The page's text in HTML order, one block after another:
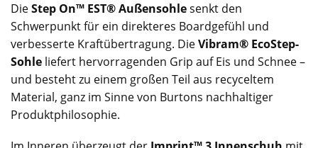
DieStep On™ EST® Außensohlesenkt den
Schwerpunkt für ein direkteres Boardgefühl und
verbesserte Kraftübertragung. DieVibram® EcoStep-
Sohle liefert hervorragenden Grip auf Eis und Schnee –
und besteht zu einem großen Teil aus recyceltem
Material, ganz im Sinne von Burtons nachhaltiger
Produktphilosophie.